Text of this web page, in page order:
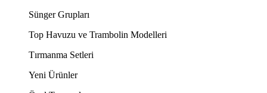
Sünger Grupları
Top Havuzu ve Trambolin Modelleri
Tırmanma Setleri
Yeni Ürünler